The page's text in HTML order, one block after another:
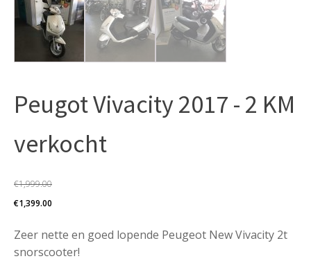
Peugot Vivacity 2017 - 2 KM
verkocht
€1,999.00
Oorspronkelijke
was:
€1,399.00
is:
Zeer nette en goed lopende Peugeot New Vivacity 2t
snorscooter!